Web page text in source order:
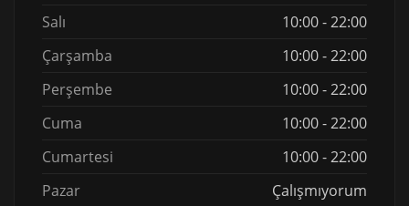
Salı
10:00 - 22:00
Çarşamba
10:00 - 22:00
Perşembe
10:00 - 22:00
Cuma
10:00 - 22:00
Cumartesi
10:00 - 22:00
Pazar
Çalışmıyorum